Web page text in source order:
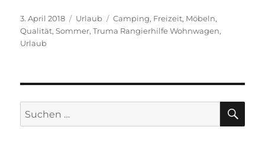
Veröffentlicht
am
3. April 2018 Kategorien
Urlaub Schlagwörter
Camping, Freizeit, Möbeln,
Qualität,Sommer,Truma Rangierhilfe Wohnwagen,
Urlaub
Suchen
nach: